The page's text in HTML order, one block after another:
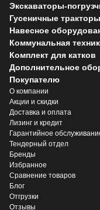
Экскаваторы-
Гусеничные тракторы
Навесное
Коммунальная
Комплект для катков
Дополнительное
Покупателю
О компании
Акции и скидки
Доставка и оплата
Лизинг и кредит
Гарантийное
Тендерный отдел
Бренды
Избранное
Сравнение товаров
Блог
Отгрузки
Отзывы